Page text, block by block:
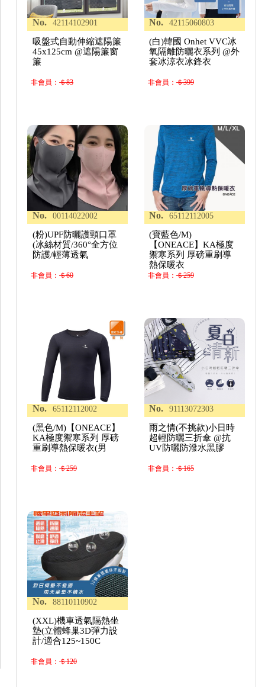
No. 42114102901
吸盤式自動伸縮遮陽簾
45x125cm @遮陽簾窗
簾
非會員：＄83
No. 42115060803
(白)韓國 Onhet VVC冰
氧隔離防曬衣系列 @外
套冰涼衣冰鋒衣
非會員：＄399
No. 00114022002
(粉)UPF防曬護頸口罩
(冰絲材質/360°全方位
防護/輕薄透氣
非會員：＄60
No. 65112112005
(寶藍色/M)
【ONEACE】KA極度
禦寒系列 厚磅重刷導
熱保暖衣
非會員：＄259
No. 65112112002
(黑色/M)【ONEACE】
KA極度禦寒系列 厚磅
重刷導熱保暖衣(男
非會員：＄259
No. 91113072303
雨之情(不挑款)小日時
超輕防曬三折傘 @抗
UV防曬防潑水黑膠
非會員：＄165
No. 88110110902
(XXL)機車透氣隔熱坐
墊(立體蜂巢3D彈力設
計/適合125~150C
非會員：＄120